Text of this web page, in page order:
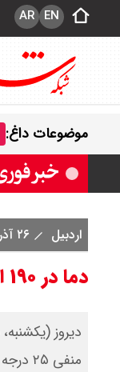
EN
AR
موضوعات داغ:
اردبیل ۲۶ آذر ۱۴۰۳
دما در ۱۹۰ ایستگاه هواشناسی زیر منفی ۱۰ درجه/ سردترین نقطه کشور کجاست؟
منفی ۲۵ درجه در رتبه دوم قرار گرفت.